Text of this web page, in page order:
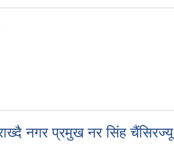
नगर प्रमुख नर सिंह चैंसिरज्यू